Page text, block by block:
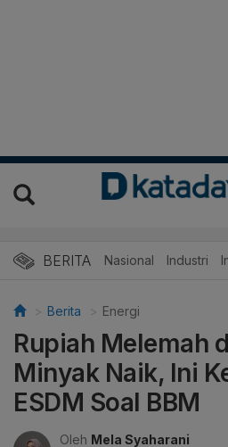
BERITA Nasional Industri
Berita Energi
Rupiah Melemah
Minyak Naik, Ini
ESDM Soal BBM
Oleh Mela Syaharani